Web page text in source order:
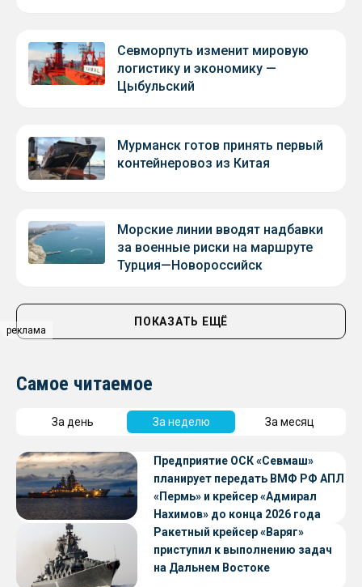
реклама
Севморпуть изменит мировую
логистику и экономику —
Цыбульский
Мурманск готов принять первый
контейнеровоз из Китая
Морские линии вводят надбавки
за военные риски на маршруте
Турция—Новороссийск
ПОКАЗАТЬ ЕЩЁ
Самое читаемое
За день За неделю За месяц
Предприятие ОСК «Севмаш»
планирует передать ВМФ РФ АПЛ
«Пермь» и крейсер «Адмирал
Нахимов» до конца 2026 года
Ракетный крейсер «Варяг»
приступил к выполнению задач
на Дальнем Востоке